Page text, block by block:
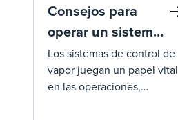
Consejos para
operar un sistema
de control de vapor
para maximizar su
vida útil
Los sistemas de control de
vapor juegan un papel vital
en las operaciones,